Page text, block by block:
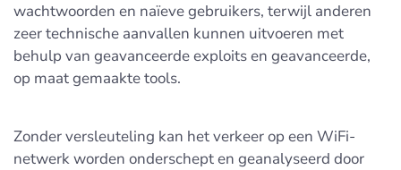
wachtwoorden en naïeve gebruikers, terwijl anderen
zeer technische aanvallen kunnen uitvoeren met
behulp van geavanceerde exploits en geavanceerde,
op maat gemaakte tools.
Zonder versleuteling kan het verkeer op een WiFi-
netwerk worden onderschept en geanalyseerd door